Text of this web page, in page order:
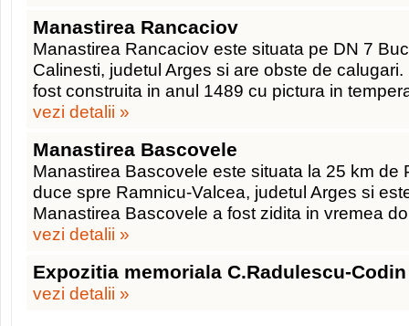
Manastirea Rancaciov
Manastirea Rancaciov este situata pe DN 7
Calinesti, judetul Arges si are obste de
fost construita in anul 1489 cu pictura in
vezi detalii »
Manastirea Bascovele
Manastirea Bascovele este situata la 25 km de
duce spre Ramnicu-Valcea, judetul Arges si
Manastirea Bascovele a fost zidita in vremea
vezi detalii »
Expozitia memoriala C.Radulescu-Codin
vezi detalii »